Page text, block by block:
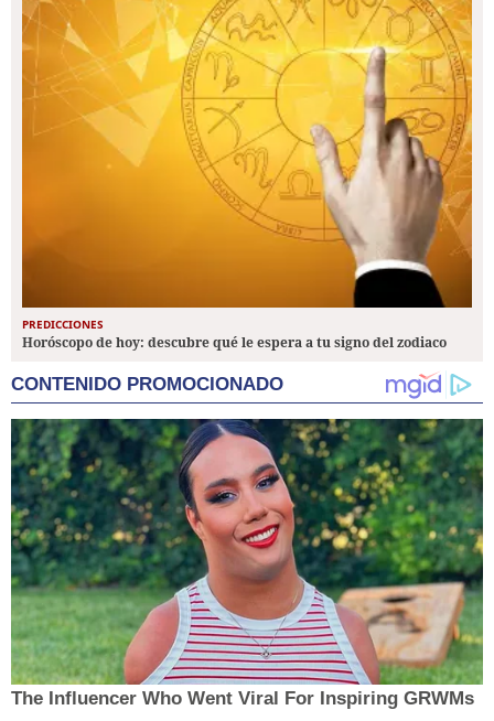
PREDICCIONES
Horóscopo de hoy: descubre qué le espera a tu signo del zodiaco
CONTENIDO PROMOCIONADO
The Influencer Who Went Viral For Inspiring GRWMs